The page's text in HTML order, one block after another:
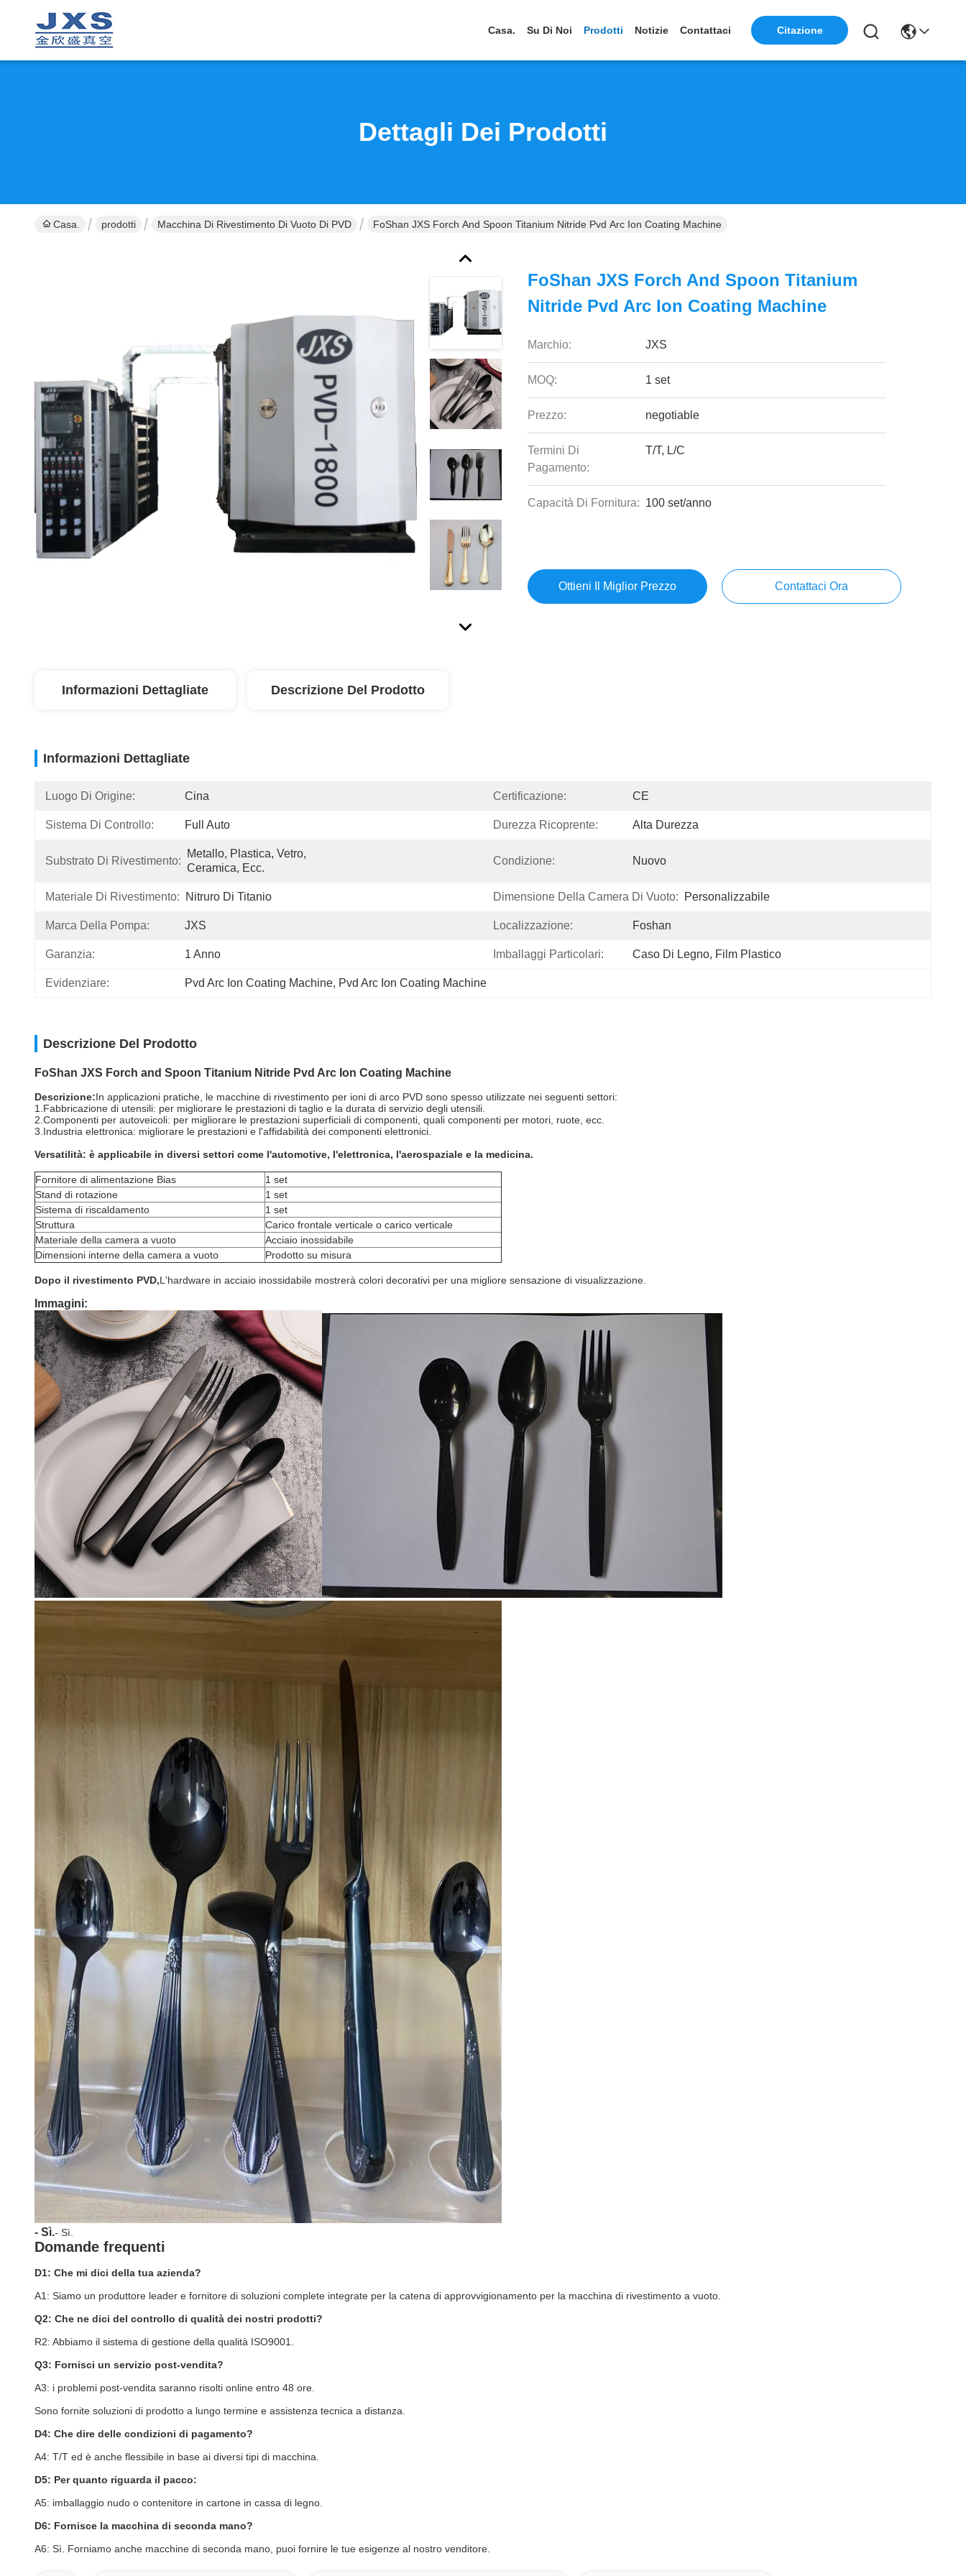
Casa. Su Di Noi Prodotti Notizie Contattaci Citazione
Dettagli Dei Prodotti
Casa. prodotti Macchina Di Rivestimento Di Vuoto Di PVD FoShan JXS Forch And Spoon Titanium Nitride Pvd Arc Ion Coating Machine
FoShan JXS Forch And Spoon Titanium
Nitride Pvd Arc Ion Coating Machine
Marchio: JXS
MOQ: 1 set
Prezzo: negotiable
Termini Di
Pagamento:
T/T, L/C
Capacità Di Fornitura: 100 set/anno
Ottieni Il Miglior Prezzo Contattaci Ora
Informazioni Dettagliate Descrizione Del Prodotto
Informazioni Dettagliate
Luogo Di Origine: Cina Certificazione: CE
Sistema Di Controllo: Full Auto Durezza Ricoprente: Alta Durezza
Substrato Di Rivestimento:
Metallo, Plastica, Vetro,
Ceramica, Ecc.
Condizione: Nuovo
Materiale Di Rivestimento: Nitruro Di Titanio Dimensione Della Camera Di Vuoto: Personalizzabile
Marca Della Pompa: JXS Localizzazione: Foshan
Garanzia: 1 Anno Imballaggi Particolari: Caso Di Legno, Film Plastico
Evidenziare: Pvd Arc Ion Coating Machine, Pvd Arc Ion Coating Machine
Descrizione Del Prodotto
FoShan JXS Forch and Spoon Titanium Nitride Pvd Arc Ion Coating Machine
Descrizione:In applicazioni pratiche, le macchine di rivestimento per ioni di arco PVD sono spesso utilizzate nei seguenti settori:
1.Fabbricazione di utensili: per migliorare le prestazioni di taglio e la durata di servizio degli utensili.
2.Componenti per autoveicoli: per migliorare le prestazioni superficiali di componenti, quali componenti per motori, ruote, ecc.
3.Industria elettronica: migliorare le prestazioni e l'affidabilità dei componenti elettronici.
Versatilità: è applicabile in diversi settori come l'automotive, l'elettronica, l'aerospaziale e la medicina.
Fornitore di alimentazione Bias
1 set
Stand di rotazione
1 set
Sistema di riscaldamento
1 set
Struttura
Carico frontale verticale o carico verticale
Materiale della camera a vuoto
Acciaio inossidabile
Dimensioni interne della camera a vuoto
Prodotto su misura
Dopo il rivestimento PVD,L'hardware in acciaio inossidabile mostrerà colori decorativi per una migliore sensazione di visualizzazione.
Immagini:
- Sì.- Sì.
Domande frequenti
D1: Che mi dici della tua azienda?
A1: Siamo un produttore leader e fornitore di soluzioni complete integrate per la catena di approvvigionamento per la macchina di rivestimento a vuoto.
Q2: Che ne dici del controllo di qualità dei nostri prodotti?
R2: Abbiamo il sistema di gestione della qualità ISO9001.
Q3: Fornisci un servizio post-vendita?
A3: i problemi post-vendita saranno risolti online entro 48 ore.
Sono fornite soluzioni di prodotto a lungo termine e assistenza tecnica a distanza.
D4: Che dire delle condizioni di pagamento?
A4: T/T ed è anche flessibile in base ai diversi tipi di macchina.
D5: Per quanto riguarda il pacco:
A5: imballaggio nudo o contenitore in cartone in cassa di legno.
D6: Fornisce la macchina di seconda mano?
A6: Sì. Forniamo anche macchine di seconda mano, puoi fornire le tue esigenze al nostro venditore.